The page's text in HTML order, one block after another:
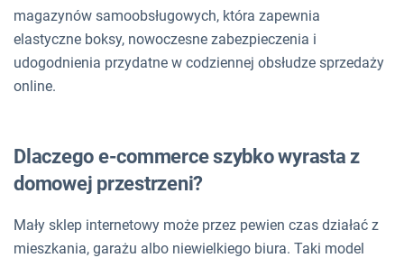
magazynów samoobsługowych, która zapewnia
elastyczne boksy, nowoczesne zabezpieczenia i
udogodnienia przydatne w codziennej obsłudze sprzedaży
online.
Dlaczego e-commerce szybko wyrasta z
domowej przestrzeni?
Mały sklep internetowy może przez pewien czas działać z
mieszkania, garażu albo niewielkiego biura. Taki model